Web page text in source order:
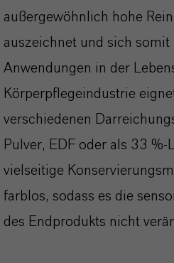
außergewöhnlich hohe
auszeichnet und sich
Anwendungen in der
Körperpflegeindustrie
verschiedenen
Pulver, EDF oder als 33 %-
vielseitige
farblos, sodass es die
des Endprodukts nicht